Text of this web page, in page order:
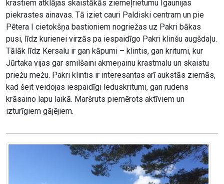
krastiem atklājas skaistākās ziemeļrietumu Igaunijas
piekrastes ainavas. Tā iziet cauri Paldiski centram un pie
Pētera I cietokšņa bastioniem nogriežas uz Pakri bākas
pusi, līdz kurienei virzās pa iespaidīgo Pakri klinšu augšdaļu.
Tālāk līdz Kersalu ir gan kāpumi – klintis, gan kritumi, kur
Jūrtaka vijas gar smilšaini akmeņainu krastmalu un skaistu
priežu mežu. Pakri klintis ir interesantas arī aukstās ziemās,
kad šeit veidojas iespaidīgi leduskritumi, gan rudens
krāsaino lapu laikā. Maršruts piemērots aktīviem un
izturīgiem gājējiem.